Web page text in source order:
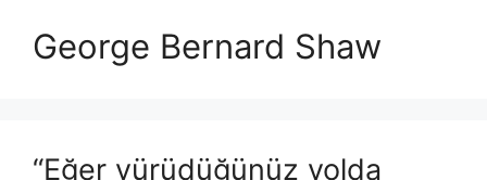
George Bernard Shaw
“Eğer yürüdüğünüz yolda